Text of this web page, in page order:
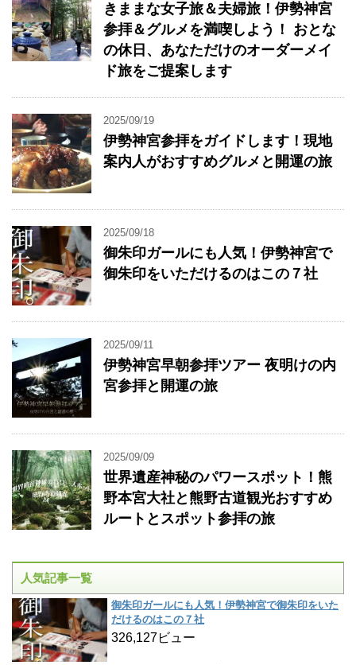
きままな女子旅＆夫婦旅！伊勢神宮
参拝＆グルメを満喫しよう！ おとな
の休日、あなただけのオーダーメイ
ド旅をご提案します
2025/09/19
伊勢神宮参拝をガイドします！現地
案内人がおすすめグルメと開運の旅
2025/09/18
御朱印ガールにも人気！伊勢神宮で
御朱印をいただけるのはこの７社
2025/09/11
伊勢神宮早朝参拝ツアー 夜明けの内
宮参拝と開運の旅
2025/09/09
世界遺産神秘のパワースポット！熊
野本宮大社と熊野古道観光おすすめ
ルートとスポット参拝の旅
人気記事一覧
御朱印ガールにも人気！伊勢神宮で御朱印をいた
だけるのはこの７社
326,127ビュー